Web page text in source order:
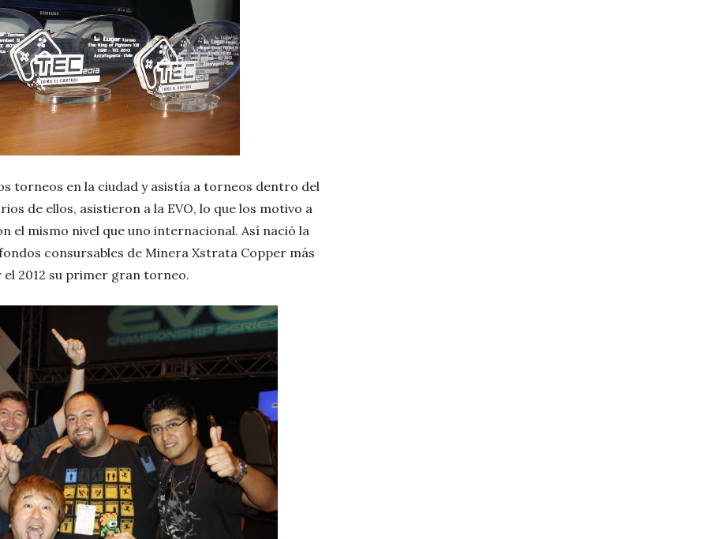
torneos en la ciudad y asistía a torneos dentro del
de ellos, asistieron a la EVO, lo que los motivo a
el mismo nivel que uno internacional. Así nació la
consursables de Minera Xstrata Copper más
2012 su primer gran torneo.